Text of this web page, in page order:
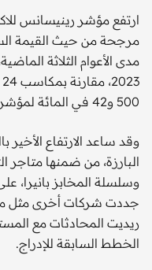
ارتفع مؤشر رينيسانس
مرجحة من حيث القيمة
500 و42 في المائة لمؤشر ناسداك المركب.
وقد ساعد الارتفاع
البارزة، من ضمنها متاجر
وسلسلة المخابز بانيرا،
جددت شركات أخرى مثل
ريديت المحادثات مع
الخطط السابقة للإدراج.